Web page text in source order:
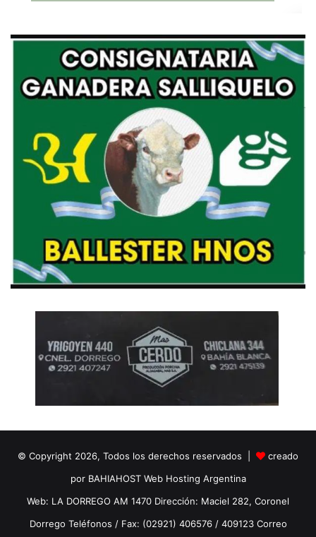
© Copyright 2026, Todos los derechos reservados |
creado
por BAHIAHOST Web Hosting Argentina
Web: LA DORREGO AM 1470 Dirección: Maciel 282, Coronel
Dorrego Teléfonos / Fax: (02921) 406576 / 409123 Correo